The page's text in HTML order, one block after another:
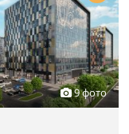
9 фото